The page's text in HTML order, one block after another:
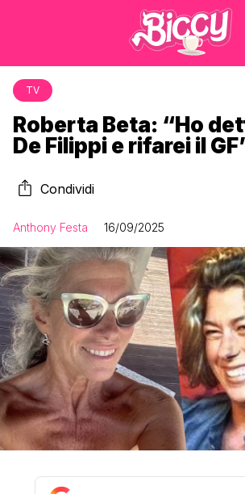
TV
Roberta Beta: “Ho
De Filippi e rifarei il
Condividi
Anthony Festa 16/09/2025